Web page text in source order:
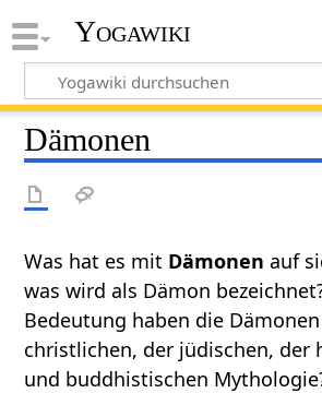
Yogawiki
Dämonen
Was hat es mit Dämonen auf
was wird als Dämon
Bedeutung haben die
christlichen, der jüdischen, der
und buddhistischen